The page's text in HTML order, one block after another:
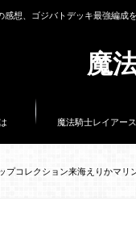
魔
想、ゴジバトデッキ最強編成
魔法騎士レイアース
プコレクション来海えりかマリ